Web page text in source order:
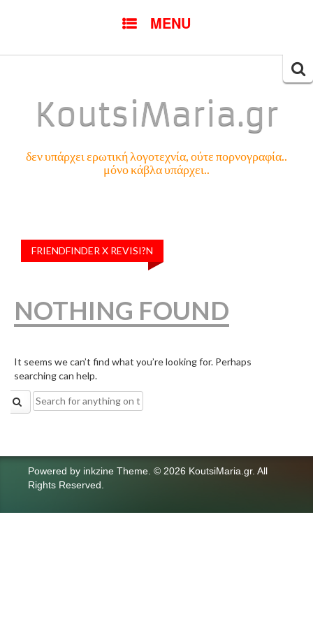
MENU
KoutsiMaria.gr
δεν υπάρχει ερωτική λογοτεχνία, ούτε πορνογραφία..
μόνο κάβλα υπάρχει..
FRIENDFINDER X REVISI?N
NOTHING FOUND
It seems we can’t find what you’re looking for. Perhaps
searching can help.
Search
for:
Powered by inkzine Theme © 2026 KoutsiMaria.gr. All
Rights Reserved.